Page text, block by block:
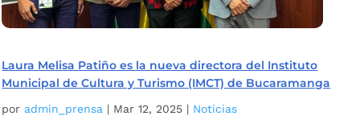
Laura Melisa Patiño es la nueva directora del Instituto
Municipal de Cultura y Turismo (IMCT) de Bucaramanga
por admin_prensa | Mar 12, 2025 | Noticias